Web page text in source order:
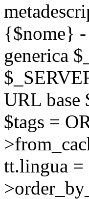
{$nome}
generica
URL base
$tags =
tt.lingua